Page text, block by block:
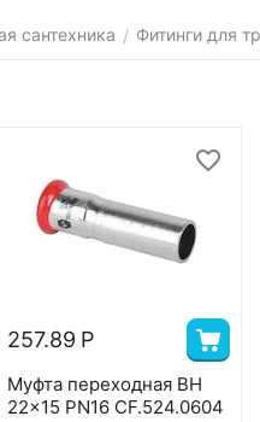
сантехника / Фитинги для
257.89 Р
Муфта переходная ВН
22x15 PN16 CF.524.0604